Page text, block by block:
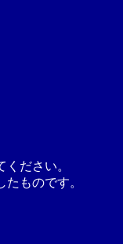
ださい。
ものです。